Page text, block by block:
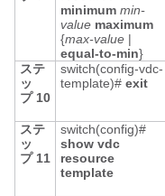
minimum min-
value maximum
{max-value |
equal-to-min}
ステ
ッ
プ 10
switch(config-vdc-
template)# exit
ステ
ッ
プ 11
switch(config)#
show vdc
resource
template